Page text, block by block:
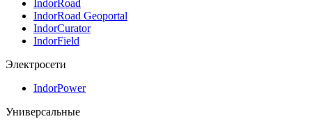
IndorRoad
IndorRoad Geoportal
IndorCurator
IndorField
Электросети
IndorPower
Универсальные